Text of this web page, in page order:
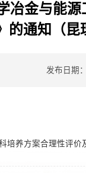
冶金与能
的通知（昆
发布日期
培养方案合理性评